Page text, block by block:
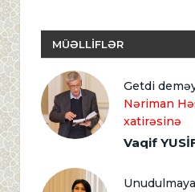
MÜƏLLİFLƏR
Getdi
Nəriman
xatirəsinə
Vaqif